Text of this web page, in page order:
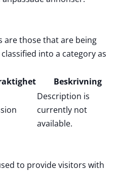
are those that are being
into a category as
Beskrivning
Description is
currently not
available.
to provide visitors with